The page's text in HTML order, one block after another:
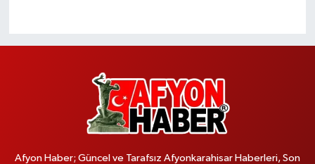
Afyon Haber; Güncel ve Tarafsız Afyonkarahisar Haberleri, Son